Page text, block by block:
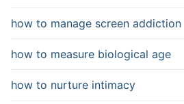
how to manage screen addiction
how to measure biological age
how to nurture intimacy